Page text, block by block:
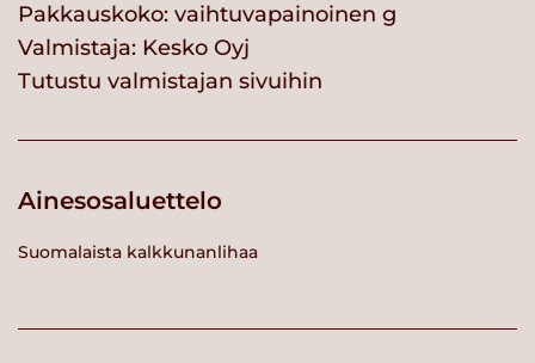
Pakkauskoko: vaihtuvapainoinen g
Valmistaja: Kesko Oyj
Tutustu valmistajan sivuihin
Ainesosaluettelo
Suomalaista kalkkunanlihaa